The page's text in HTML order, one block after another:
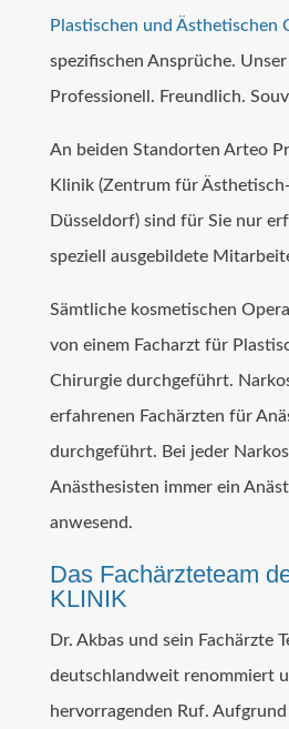
Plastischen und Ästhetischen
spezifischen Ansprüche.
Professionell. Freundlich.
An beiden Standorten Arteo
Klinik (Zentrum für
Düsseldorf) sind für Sie nur
speziell ausgebildete
Sämtliche kosmetischen
von einem Facharzt für
Chirurgie durchgeführt.
erfahrenen Fachärzten für
durchgeführt. Bei jeder
Anästhesisten immer ein
anwesend.
Das Fachärzteteam
KLINIK
Dr. Akbas und sein Fachärzte
deutschlandweit renommiert
hervorragenden Ruf.